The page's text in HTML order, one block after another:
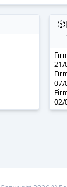
21/
07/
02/